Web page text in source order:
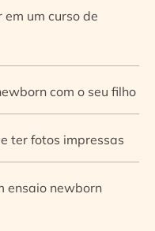
um curso de
com o seu filho
ter fotos impressas
ensaio newborn